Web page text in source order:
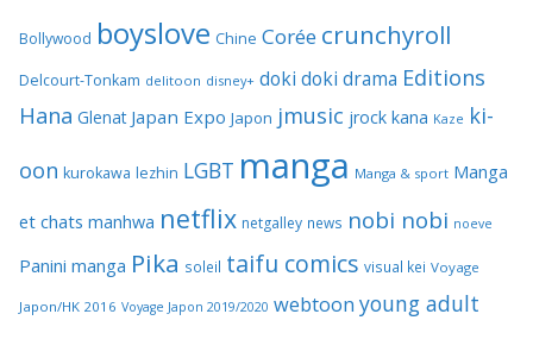
Bollywood boyslove Chine Corée crunchyroll
Delcourt-Tonkam delitoon disney+ doki doki drama Editions
Hana Glenat Japan Expo Japon jmusic jrock kana Kaze ki-
oon kurokawa lezhin LGBT manga Manga & sport Manga
et chats manhwa netflix netgalley news nobi nobi noeve
Panini manga Pika soleil taifu comics visual kei Voyage
Japon/HK 2016 Voyage Japon 2019/2020 webtoon young adult